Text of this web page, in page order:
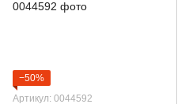
−50%
Артикул: 0044592